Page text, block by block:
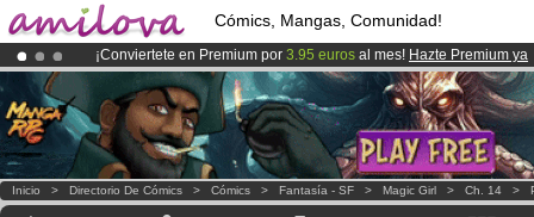
Cómics, Mangas, Comunidad!
¡Conviertete en Premium por 3.95 euros al mes! Hazte Premium ya
¡El Kickstarter Amilova está desormado lanzado!.
¡Ya tenemos 134393miembrosy 1208 Cómics y Mangas!.
Inicio > Directorio De Cómics > Cómics > Fantasía - SF > Magic Girl > Ch. 14 >